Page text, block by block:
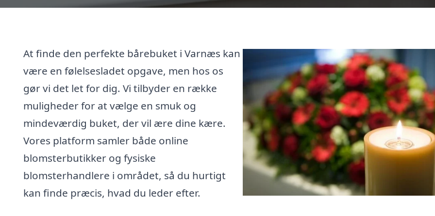
At finde den perfekte bårebuket i Varnæs kan
være en følelsesladet opgave, men hos os
gør vi det let for dig. Vi tilbyder en række
muligheder for at vælge en smuk og
mindeværdig buket, der vil ære dine kære.
Vores platform samler både online
blomsterbutikker og fysiske
blomsterhandlere i området, så du hurtigt
kan finde præcis, hvad du leder efter.